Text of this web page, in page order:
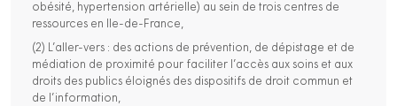
obésité, hypertension artérielle) au sein de trois centres de
ressources en Ile-de-France,
(2) L’aller-vers : des actions de prévention, de dépistage et de
médiation de proximité pour faciliter l’accès aux soins et aux
droits des publics éloignés des dispositifs de droit commun et
de l’information,